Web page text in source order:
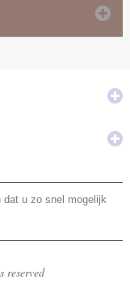
dat u zo snel mogelijk
reserved